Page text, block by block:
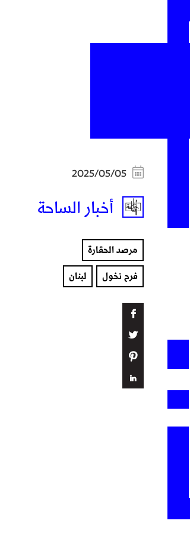
أخبار الساحة
مرصد الحقارة
فرح نخول لبنان